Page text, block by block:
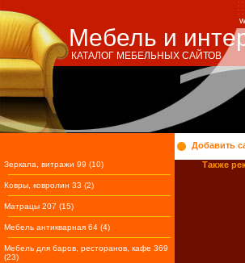
Мебель и
КАТАЛОГ МЕБЕЛЬНЫХ САЙТОВ
Зеркала, витражи 99 (10)
Ковры, ковролин 33 (2)
Матрацы 207 (15)
Мебель антикварная 64 (4)
Мебель для баров, ресторанов, кафе 369
(23)
Добавить
Также